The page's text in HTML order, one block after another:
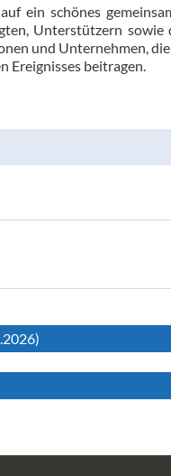
ein schönes
Unterstützern sowie
und Unternehmen,
Ereignisses beitragen.